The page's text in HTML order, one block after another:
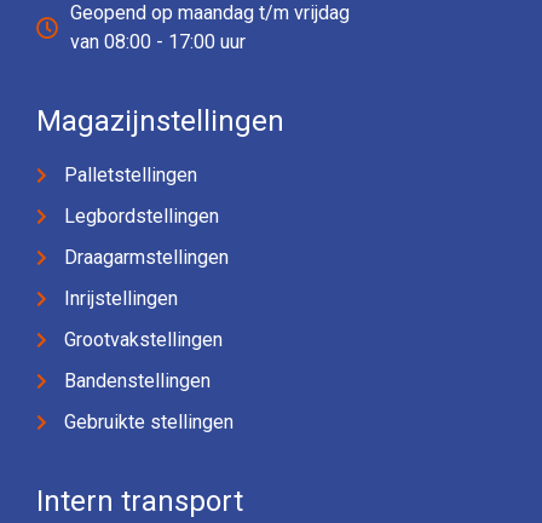
Geopend op maandag t/m vrijdag
van 08:00 - 17:00 uur
Magazijnstellingen
Palletstellingen
Legbordstellingen
Draagarmstellingen
Inrijstellingen
Grootvakstellingen
Bandenstellingen
Gebruikte stellingen
Intern transport